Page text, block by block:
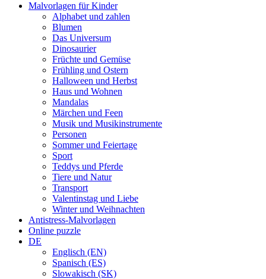
Malvorlagen für Kinder
Alphabet und zahlen
Blumen
Das Universum
Dinosaurier
Früchte und Gemüse
Frühling und Ostern
Halloween und Herbst
Haus und Wohnen
Mandalas
Märchen und Feen
Musik und Musikinstrumente
Personen
Sommer und Feiertage
Sport
Teddys und Pferde
Tiere und Natur
Transport
Valentinstag und Liebe
Winter und Weihnachten
Antistress-Malvorlagen
Online puzzle
DE
Englisch (EN)
Spanisch (ES)
Slowakisch (SK)